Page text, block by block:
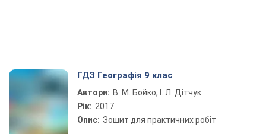
ГДЗ Географія 9 клас
Автори: В. М. Бойко, І. Л. Дітчук
Рік: 2017
Опис: Зошит для практичних робіт